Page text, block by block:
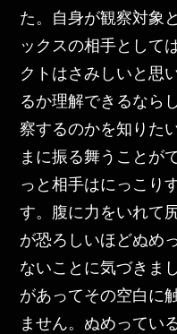
た。自身が観察対象
ックスの相手として
クトはさみしいと思
るか理解できるなら
察するのかを知りた
まに振る舞うことが
っと相手はにっこり
す。腹に力をいれて
が恐ろしいほどぬめ
ないことに気づきま
があってその空白に
ません。ぬめってい